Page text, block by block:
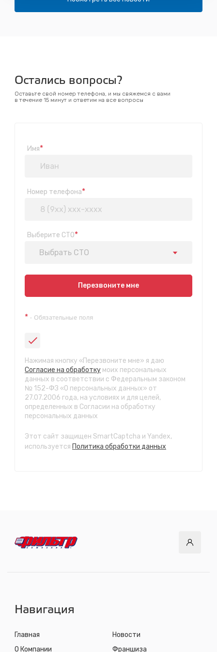
Остались вопросы?
Оставьте свой номер телефона, и мы свяжемся с вами
в течение 15 минут и ответим на все вопросы
Имя*
Номер телефона*
Выберите СТО*
Выбрать СТО
Показать на карте
ул. Пригородная 1/1 (при выезде из города в сторону
СТО "Байкальская"
ул.Байкальская, 58г
с 7.00 до 23.30, без выходных
СТО "Марата"
ул. Рабочего штаба, 96
с 7.00 до 21.30, без выходных
СТО "Ново-Ленино"
ул. Розы Люксембург, 97
с 8.00 до 22.30, без выходных
Перезвоните мне
* - Обязательные поля
Нажимая кнопку «Перезвоните мне» я даю
Согласие на обработку моих персональных
данных в соответствии с Федеральным законом
№ 152-ФЗ «О персональных данных» от
27.07.2006 года, на условиях и для целей,
определенных в Согласии на обработку
персональных данных
Этот сайт защищен SmartCaptcha и Yandex,
используется Политика обработки данных
Навигация
Главная
О Компании
Новости
Франшиза